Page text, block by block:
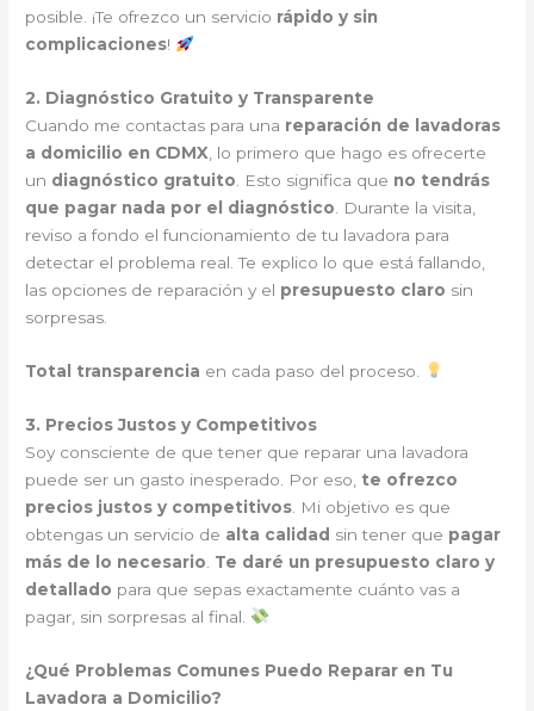
posible. ¡Te ofrezco un servicio rápido y sin
complicaciones!
2. Diagnóstico Gratuito y Transparente
Cuando me contactas para una reparación de lavadoras
a domicilio en CDMX , lo primero que hago es ofrecerte
un diagnóstico gratuito . Esto significa que no tendrás
que pagar nada por el diagnóstico . Durante la visita,
reviso a fondo el funcionamiento de tu lavadora para
detectar el problema real. Te explico lo que está fallando,
las opciones de reparación y el presupuesto claro sin
sorpresas.
Total transparencia en cada paso del proceso.
3. Precios Justos y Competitivos
Soy consciente de que tener que reparar una lavadora
puede ser un gasto inesperado. Por eso, te ofrezco
precios justos y competitivos . Mi objetivo es que
obtengas un servicio de alta calidad sin tener que pagar
más de lo necesario Te daré un presupuesto claro y
detallado para que sepas exactamente cuánto vas a
pagar, sin sorpresas al final.
¿Qué Problemas Comunes Puedo Reparar en Tu
Lavadora a Domicilio?